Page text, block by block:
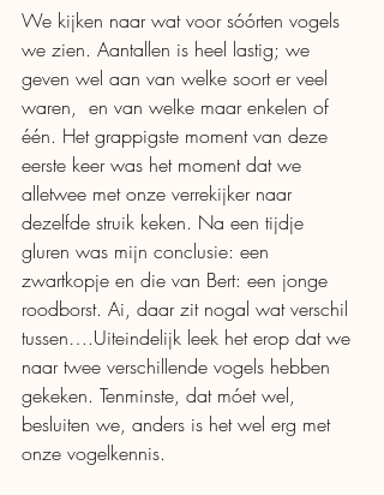
We kijken naar wat voor sóórten vogels
we zien. Aantallen is heel lastig; we
geven wel aan van welke soort er veel
waren,  en van welke maar enkelen of
één. Het grappigste moment van deze
eerste keer was het moment dat we
alletwee met onze verrekijker naar
dezelfde struik keken. Na een tijdje
gluren was mijn conclusie: een
zwartkopje en die van Bert: een jonge
roodborst. Ai, daar zit nogal wat verschil
tussen….Uiteindelijk leek het erop dat we
naar twee verschillende vogels hebben
gekeken. Tenminste, dat móet wel,
besluiten we, anders is het wel erg met
onze vogelkennis.